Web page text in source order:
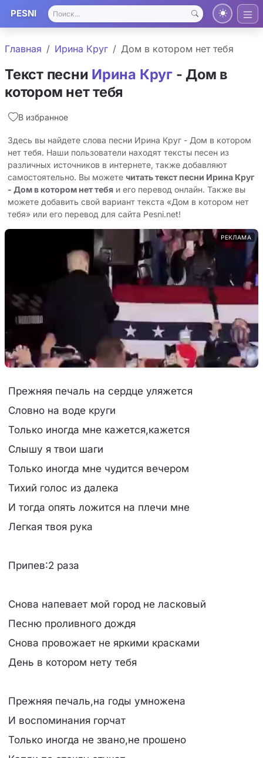
PESNI
Главная Ирина Круг Дом в котором нет тебя
Текст песни Ирина Круг- Дом в
котором нет тебя
В избранное
Здесь вы найдете слова песни Ирина Круг - Дом в котором
нет тебя. Наши пользователи находят тексты песен из
различных источников в интернете, также добавляют
самостоятельно. Вы можете читать текст песни Ирина Круг
- Дом в котором нет тебя и его перевод онлайн. Также вы
можете добавить свой вариант текста «Дом в котором нет
тебя» или его перевод для сайта Pesni.net!
РЕКЛАМА
Прежняя печаль на сердце уляжется
Словно на воде круги
Только иногда мне кажется,кажется
Слышу я твои шаги
Только иногда мне чудится вечером
Тихий голос из далека
И тогда опять ложится на плечи мне
Легкая твоя рука
Припев:2 раза
Снова напевает мой город не ласковый
Песню проливного дождя
Снова провожает не яркими красками
День в котором нету тебя
Прежняя печаль,на годы умножена
И воспоминания горчат
Только иногда не звано,не прошено